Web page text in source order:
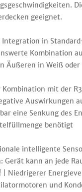
geeignet.
in
Kombination
Äußeren in Weiß oder
Kombination mit der
Auswirkungen
eine Senkung des
benötigt
intelligente
Gerät kann an jede
| Niedrigerer
und